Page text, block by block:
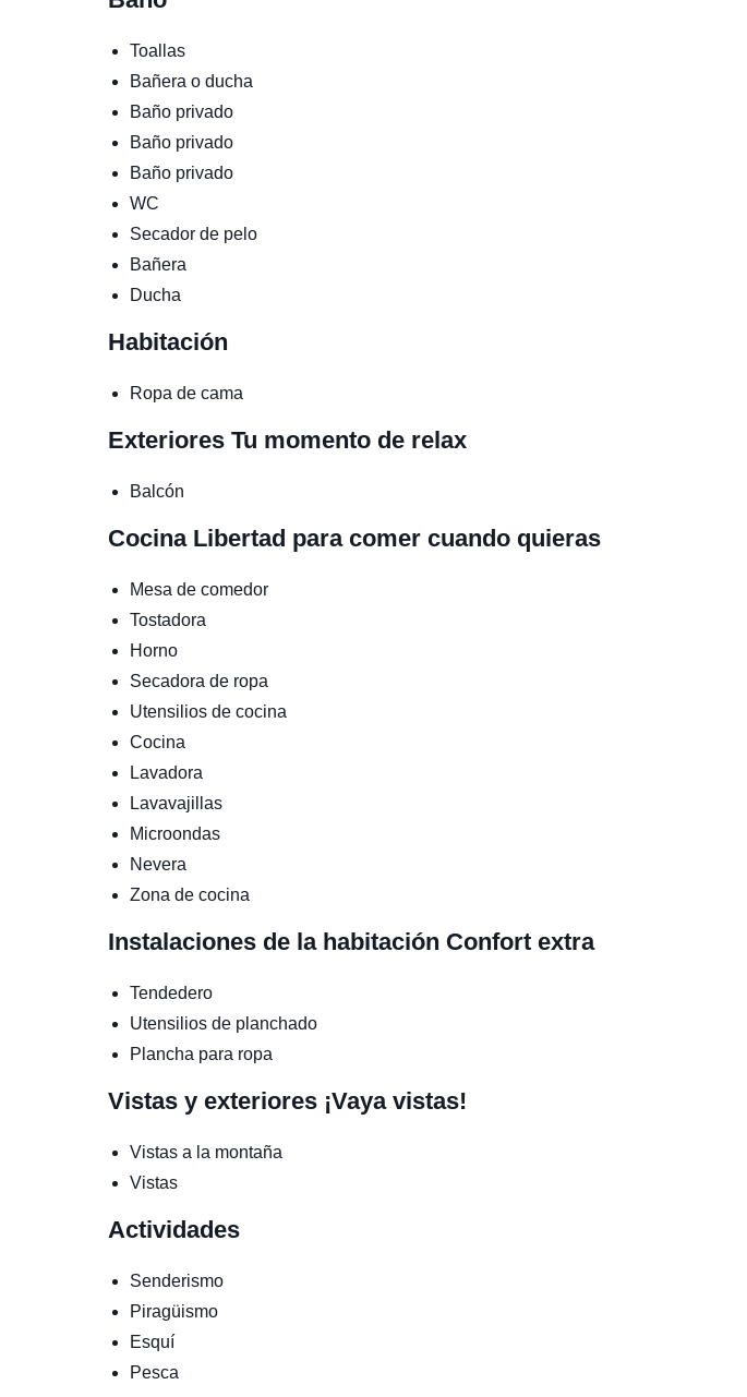
Toallas
Bañera o ducha
Baño privado
Baño privado
Baño privado
WC
Secador de pelo
Bañera
Ducha
Habitación
Ropa de cama
Exteriores Tu momento de relax
Balcón
Cocina Libertad para comer cuando quieras
Mesa de comedor
Tostadora
Horno
Secadora de ropa
Utensilios de cocina
Cocina
Lavadora
Lavavajillas
Microondas
Nevera
Zona de cocina
Instalaciones de la habitación Confort extra
Tendedero
Utensilios de planchado
Plancha para ropa
Vistas y exteriores ¡Vaya vistas!
Vistas a la montaña
Vistas
Actividades
Senderismo
Piragüismo
Esquí
Pesca